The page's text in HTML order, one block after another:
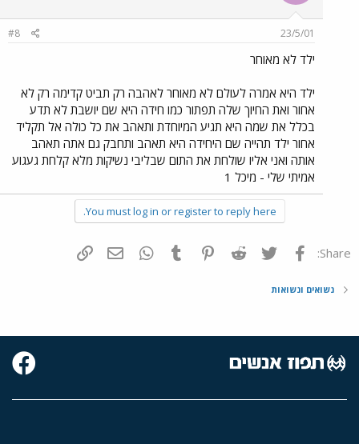
23/5/01
#8
ילד לא מאוחר
ילד היא אמרה לעולם לא מאוחר לאהבה רק תביט קדימה רק לא
אחור ואת החיוך שלה תפתור כמו חידה היא שם יושבת לא תדע
בכלל את שמה היא תגיע המיוחדת ותאהב את כל כולה אל תקליד
אחור ילד תהייה שם היחידה היא תאהב ותחבק גם אתה תאהב
אותה ואני אליו שולחת את התום שבליבי נשיקות מלא קלחת געגוע
אמיתי שלי - מיכל 1
You must log in or register to reply here.
Share: פייסבוק Twitter
Reddit
Pinterest
Tumblr
WhatsAppדואר אלקטרוני
נשואים ונשואות